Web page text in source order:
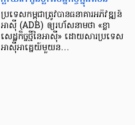
ប្រទេស​កម្ពុជា​ត្រូវ​បាន​ធនាគារ​អភិវឌ្ឍន៍​
អាស៊ី (ADB) ឲ្យ​រហ័ស​នាមថា «ខ្លា​
សេដ្ឋកិច្ច​ថ្មី​នៃ​អាស៊ី» ដោយសារ​ប្រទេស​
អាស៊ី​អាគ្នេយ៍​មួយ​ន…